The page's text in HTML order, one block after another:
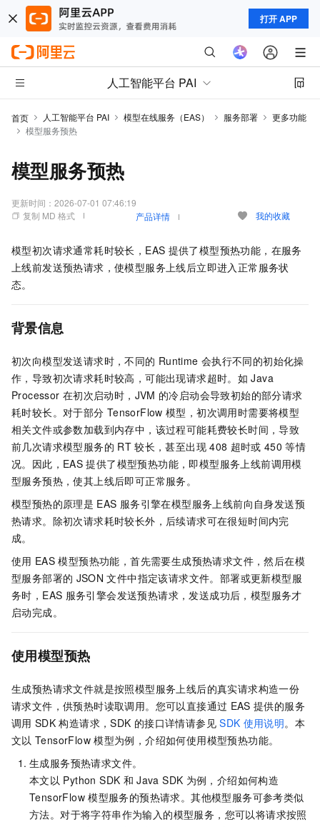
打开 APP
人工智能平台 PAI
首页 人工智能平台 PAI 模型在线服务（EAS） 服务部署
更多功能
模型服务预热
模型服务预热
更新时间： 2026-07-01 07:46:19
复制 MD 格式
产品详情 我的收藏
模型初次请求通常耗时较长， EAS 提供了模型预热功能，在服务
上线前发送预热请求，使模型服务上线后立即进入正常服务状
态。
背景信息
初次向模型发送请求时，不同的 Runtime 会执行不同的初始化操
作，导致初次请求耗时较高，可能出现请求超时。如 Java
Processor 在初次启动时，JVM 的冷启动会导致初始的部分请求
耗时较长。对于部分 TensorFlow 模型，初次调用时需要将模型
相关文件或参数加载到内存中，该过程可能耗费较长时间，导致
前几次请求模型服务的 RT 较长，甚至出现 408 超时或 450 等情
况。因此， EAS 提供了模型预热功能，即模型服务上线前调用模
型服务预热，使其上线后即可正常服务。
模型预热的原理是 EAS 服务引擎在模型服务上线前向自身发送预
热请求。除初次请求耗时较长外，后续请求可在很短时间内完
成。
使用 EAS 模型预热功能，首先需要生成预热请求文件，然后在模
型服务部署的 JSON 文件中指定该请求文件。部署或更新模型服
务时， EAS 服务引擎会发送预热请求，发送成功后，模型服务才
启动完成。
使用模型预热
生成预热请求文件就是按照模型服务上线后的真实请求构造一份
请求文件，供预热时读取调用。您可以直接通过 EAS 提供的服务
调用 SDK 构造请求，SDK 的接口详情请参见 SDK 使用说明。本
文以 TensorFlow 模型为例，介绍如何使用模型预热功能。
生成服务预热请求文件。
本文以 Python SDK 和 Java SDK 为例，介绍如何构造
TensorFlow 模型服务的预热请求。其他模型服务可参考类似
方法。对于将字符串作为输入的模型服务，您可以将请求按照